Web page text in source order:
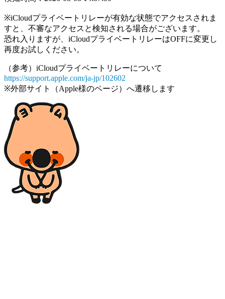
※iCloudプライベートリレーが有効な状態でアクセスされま
すと、不審なアクセスと検知される場合がございます。
恐れ入りますが、iCloudプライベートリレーはOFFに変更し
再度お試しください。
（参考）iCloudプライベートリレーについて
https://support.apple.com/ja-jp/102602
※外部サイト（Apple様のページ）へ遷移します